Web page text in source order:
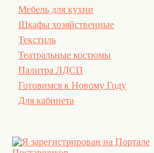
Мебель для кухни
Шкафы хозяйственные
Текстиль
Театральные костюмы
Палитра ЛДСП
Готовимся к Новому Году
Для кабинета